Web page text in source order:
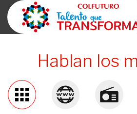
Hablan los